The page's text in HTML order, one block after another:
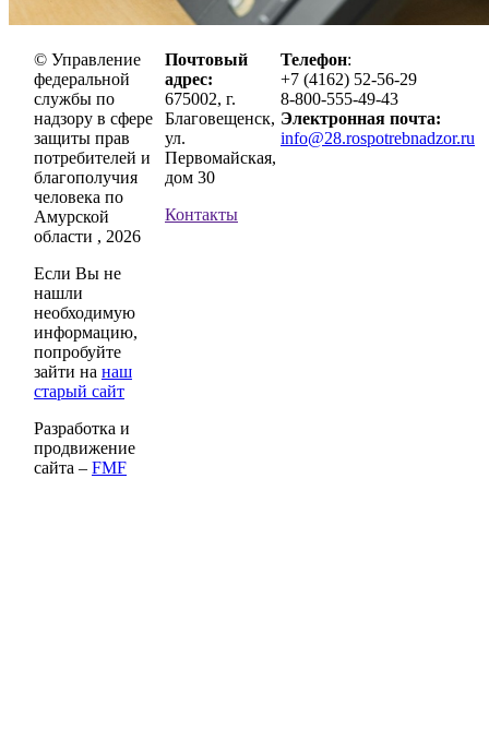
© Управление
федеральной
службы по
надзору в сфере
защиты прав
потребителей и
благополучия
человека по
Амурской
области , 2026
Если Вы не
нашли
необходимую
информацию,
попробуйте
зайти на наш
старый сайт
Разработка и
продвижение
сайта – FMF
Почтовый
адрес:
675002, г.
Благовещенск,
ул.
Первомайская,
дом 30
Контакты
Телефон:
+7 (4162) 52-56-29
8-800-555-49-43
Электронная почта:
info@28.rospotrebnadzor.ru